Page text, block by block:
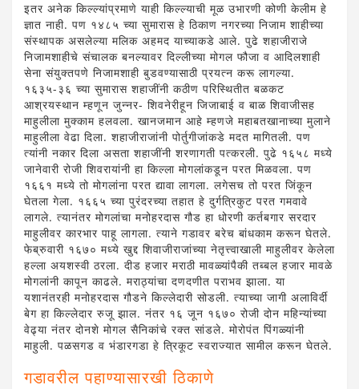
इतर अनेक किल्ल्यांप्रमाणे याही किल्ल्याची मूळ उभारणी कोणी केलीम हे
ज्ञात नाही. पण १४८५ च्या सुमारास हे ठिकाण नगरच्या निजाम शाहीच्या
संस्थापक असलेल्या मलिक अहमद याच्याकडे आले. पुढे शहाजीराजे
निजामशाहीचे संचालक बनल्यावर दिल्लीच्या मोगल फौजा व आदिलशाही
सेना संयुक्तपणे निजामशाही बुडवण्यासाठी प्रयत्न करू लागल्या.
१६३५-३६ च्या सुमारास शहाजींनी कठीण परिस्थितीत बळकट
आश्रयस्थान म्हणून जुन्नर- शिवनेरीहून जिजाबाई व बाळ शिवाजीसह
माहुलीला मुक्काम हलवला. खानजमान आहे म्हणजे महाबतखानाच्या मुलाने
माहुलीला वेढा दिला. शहाजीराजांनी पोर्तुगीजांकडे मदत मागितली. पण
त्यांनी नकार दिला असता शहाजींनी शरणागती पत्करली. पुढे १६५८ मध्ये
जानेवारी रोजी शिवरायांनी हा किल्ला मोगलांकडून परत मिळवला. पण
१६६१ मध्ये तो मोगलांना परत द्यावा लागला. लगेसच तो परत जिंकून
घेतला गेला. १६६५ च्या पुरंदरच्या तहात हे दुर्गत्रिकुट परत गमवावे
लागले. त्यानंतर मोगलांचा मनोहरदास गौड हा धोरणी कर्तबगार सरदार
माहुलीवर कारभार पाहू लागला. त्याने गडावर बरेच बांधकाम करून घेतले.
फेब्रुवारी १६७० मध्ये खुद्द शिवाजीराजांच्या नेतृत्त्वाखाली माहुलीवर केलेला
हल्ला अयशस्वी ठरला. दीड हजार मराठी मावळ्यांपैकी तब्बल हजार मावळे
मोगलांनी कापून काढले. मराठ्यांचा दणदणीत पराभव झाला. या
यशानंतरही मनोहरदास गौडने किल्लेदारी सोडली. त्याच्या जागी अलाविर्दी
बेग हा किल्लेदार रुजू झाल. नंतर १६ जून १६७० रोजी दोन महिन्यांच्या
वेढ्या नंतर दोनशे मोगल सैनिकांचे रक्त सांडले. मोरोपंत पिंगळ्यांनी
माहुली. पळसगड व भंडारगडा हे त्रिकूट स्वराज्यात सामील करून घेतले.
गडावरील पहाण्यासारखी ठिकाणे